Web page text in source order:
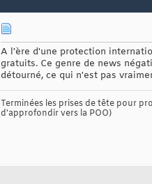
A l'ère d'une protection
gratuits. Ce genre de news
détourné, ce qui n'est pas
Terminées les prises de tête pour
d'approfondir vers la POO)